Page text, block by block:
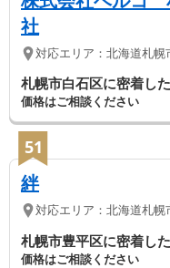
社
対応エリア： 北海道札幌
札幌市白石区に密着し
価格はご相談ください
51
絆
対応エリア： 北海道札幌
札幌市豊平区に密着し
価格はご相談ください